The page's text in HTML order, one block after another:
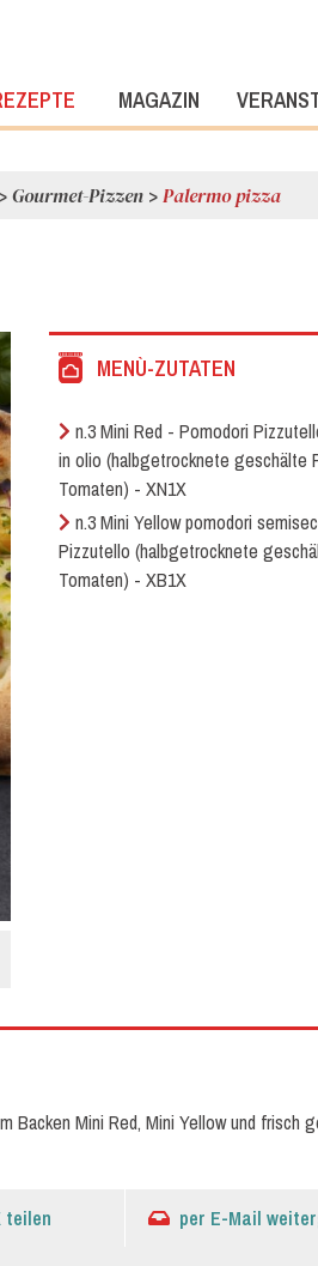
MAGAZIN
>Gourmet-Pizzen >Palermo pizza
MENÙ-ZUTATEN
n.3 Mini Red - Pomodori
in olio (halbgetrocknete geschälte
Tomaten) - XN1X
n.3 Mini Yellow pomodori
Pizzutello (halbgetrocknete
Tomaten) - XB1X
Backen Mini Red, Mini Yellow und frisch
teilen per E-Mail